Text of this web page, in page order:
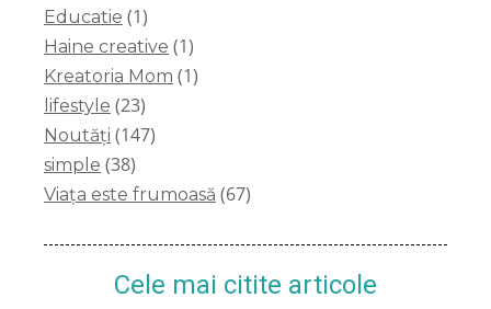
Educatie (1)
Haine creative (1)
Kreatoria Mom (1)
lifestyle (23)
Noutăți (147)
simple (38)
Viața este frumoasă (67)
Cele mai citite articole